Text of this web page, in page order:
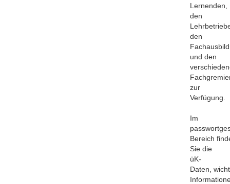
Lernenden,
den
den
und den
zur
Verfügung.
Im
Bereich
Sie die
üK-
Daten,